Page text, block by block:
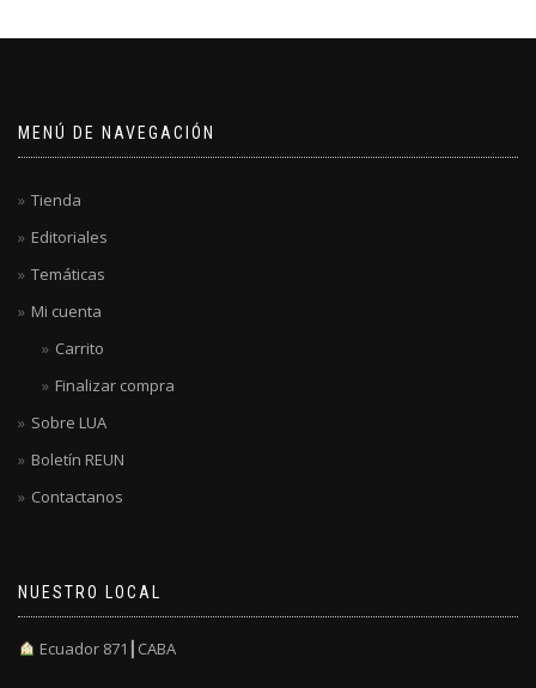
MENÚ DE NAVEGACIÓN
Tienda
Editoriales
Temáticas
Mi cuenta
Carrito
Finalizar compra
Sobre LUA
Boletín REUN
Contactanos
NUESTRO LOCAL
Ecuador 871┃CABA